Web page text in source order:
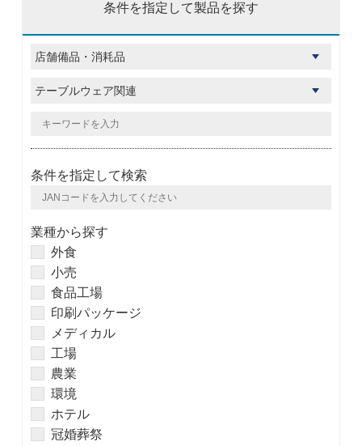
条件を指定して製品を探す
条件を指定して検索
業種から探す
外食
小売
食品工場
印刷パッケージ
メディカル
工場
農業
環境
ホテル
冠婚葬祭